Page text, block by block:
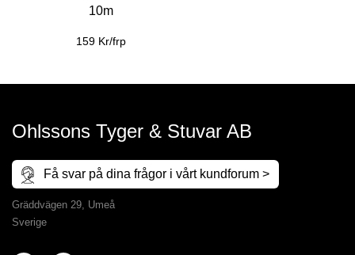
10m
159 Kr/frp
Ohlssons Tyger & Stuvar AB
Få svar på dina frågor i vårt kundforum >
Gräddvägen 29, Umeå
Sverige